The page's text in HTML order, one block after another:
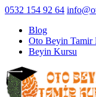
0532 154 92 64
Blog
Oto Beyin Tamir
Beyin Kursu